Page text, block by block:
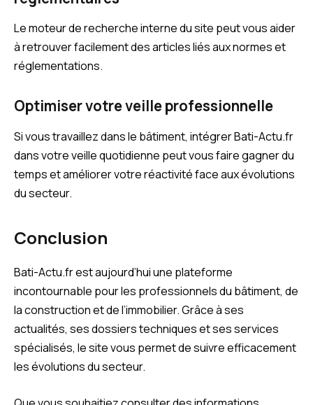
Le moteur de recherche interne du site peut vous aider
à retrouver facilement des articles liés aux normes et
réglementations.
Optimiser votre veille professionnelle
Si vous travaillez dans le bâtiment, intégrer Bati-Actu.fr
dans votre veille quotidienne peut vous faire gagner du
temps et améliorer votre réactivité face aux évolutions
du secteur.
Conclusion
Bati-Actu.fr est aujourd’hui une plateforme
incontournable pour les professionnels du bâtiment, de
la construction et de l’immobilier. Grâce à ses
actualités, ses dossiers techniques et ses services
spécialisés, le site vous permet de suivre efficacement
les évolutions du secteur.